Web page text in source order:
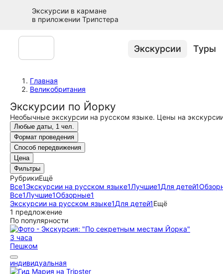
Экскурсии в кармане
в приложении Трипстера
Экскурсии Туры
Главная
Великобритания
Экскурсии по Йорку
Необычные экскурсии на русском языке. Цены на
Любые даты, 1 чел.
Формат проведения
Способ передвижения
Цена
Фильтры
РубрикиЕщё
Все1Экскурсии на русском языке1Лучшие1Для детей1
Все1Лучшие1Обзорные1
Экскурсии на русском языке1Для детей1Ещё
1 предложение
По популярности
3 часа
Пешком
индивидуальная